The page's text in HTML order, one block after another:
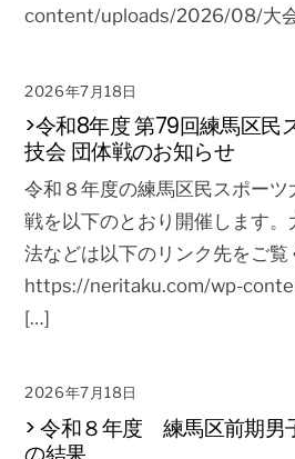
content/uploads/2026/08/大
2026年7月18日
>令和8年度 第79回練馬区民
技会 団体戦のお知らせ
令和８年度の練馬区民スポー
戦を以下のとおり開催します
法などは以下のリンク先をご覧
https://neritaku.com/wp-
[…]
2026年7月18日
> 令和８年度 練馬区前期男